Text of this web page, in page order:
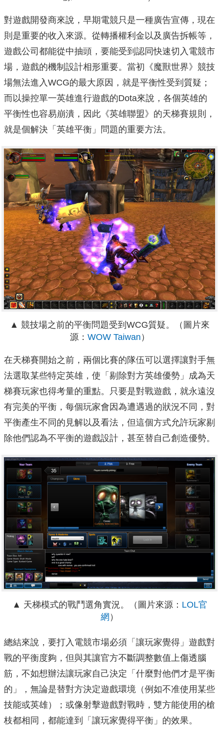
對遊戲開發商來說，早期電競只是一種廣告宣傳，現在
則是重要的收入來源。從轉播權利金以及廣告拆帳等，
遊戲公司都能從中抽頭，要能受到認同快速切入電競市
場，遊戲的機制設計相形重要。當初《魔獸世界》競技
場無法進入WCG的最大原因，就是平衡性受到質疑；
而以操控單一英雄進行遊戲的Dota來說，各個英雄的
平衡性也容易崩潰，因此《英雄聯盟》的天梯賽規則，
就是個解決「英雄平衡」問題的重要方法。
▲ 競技場之前的平衡問題受到WCG質疑。（圖片來
源： WOW Taiwan ）
在天梯賽開始之前，兩個比賽的隊伍可以選擇讓對手無
法選取某些特定英雄，使「剔除對方英雄優勢」成為天
梯賽玩家也得考量的重點。只要是對戰遊戲，就永遠沒
有完美的平衡，每個玩家會因為遭遇過的狀況不同，對
平衡產生不同的見解以及看法，但這個方式允許玩家剔
除他們認為不平衡的遊戲設計，甚至替自己創造優勢。
▲ 天梯模式的戰鬥選角實況。（圖片來源： LOL官
網 ）
總結來說，要打入電競市場必須「讓玩家覺得」遊戲對
戰的平衡度夠，但與其讓官方不斷調整數值上傷透腦
筋，不如想辦法讓玩家自己決定「什麼對他們才是平衡
的」，無論是替對方決定遊戲環境（例如不准使用某些
技能或英雄）；或像射擊遊戲對戰時，雙方能使用的槍
枝都相同，都能達到「讓玩家覺得平衡」的效果。